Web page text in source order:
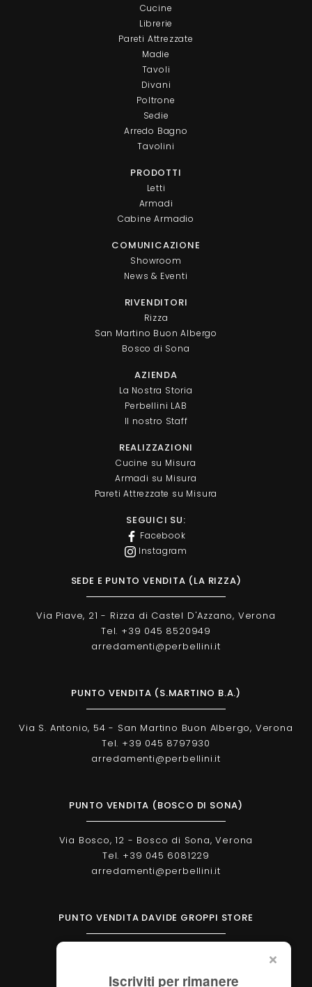
Cucine
Librerie
Pareti Attrezzate
Madie
Tavoli
Divani
Poltrone
Sedie
Arredo Bagno
Tavolini
PRODOTTI
Letti
Armadi
Cabine Armadio
COMUNICAZIONE
Showroom
News & Eventi
RIVENDITORI
Rizza
San Martino Buon Albergo
Bosco di Sona
AZIENDA
La Nostra Storia
Perbellini LAB
Il nostro Staff
REALIZZAZIONI
Cucine su Misura
Armadi su Misura
Pareti Attrezzate su Misura
SEGUICI SU:
Facebook
Instagram
SEDE E PUNTO VENDITA (LA RIZZA)
Via Piave, 21 - Rizza di Castel D'Azzano, Verona
Tel. +39 045 8520949
arredamenti@perbellini.it
PUNTO VENDITA (S.MARTINO B.A.)
Via S. Antonio, 54 - San Martino Buon Albergo, Verona
Tel. +39 045 8797930
arredamenti@perbellini.it
PUNTO VENDITA (BOSCO DI SONA)
Via Bosco, 12 - Bosco di Sona, Verona
Tel. +39 045 6081229
arredamenti@perbellini.it
PUNTO VENDITA DAVIDE GROPPI STORE
verona@davidegroppi.store
Iscriviti per rimanere